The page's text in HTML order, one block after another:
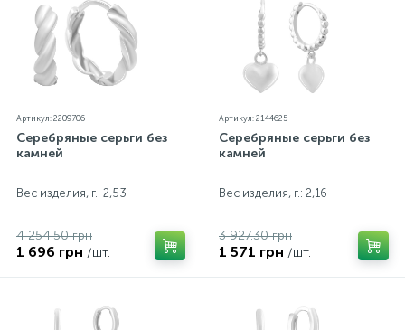
Артикул: 2209706
Серебряные серьги без
камней
Вес изделия, г.: 2,53
4 254.50 грн
1 696 грн /шт.
Артикул: 2144625
Серебряные серьги без
камней
Вес изделия, г.: 2,16
3 927.30 грн
1 571 грн /шт.